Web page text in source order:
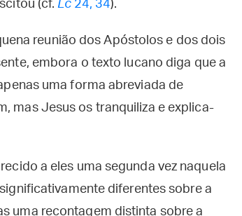
(cf.Lc24, 34).
reunião dos Apóstolos e dos dois
embora o texto lucano diga que a
uma forma abreviada de
mas Jesus os tranquiliza e explica-
a eles uma segunda vez naquela
diferentes sobre a
uma recontagem distinta sobre a